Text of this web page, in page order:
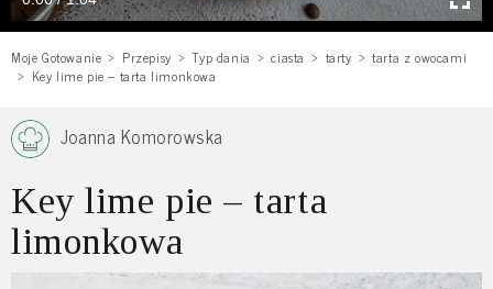
Moje Gotowanie Przepisy Typ dania ciasta tarty
tarta z owocami
Key lime pie – tarta limonkowa
Joanna Komorowska
Key lime pie – tarta
limonkowa